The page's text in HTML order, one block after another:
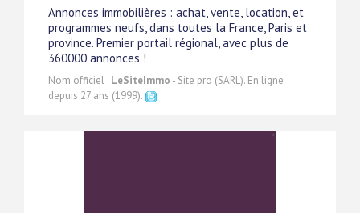
Annonces immobilières : achat, vente, location, et
programmes neufs, dans toutes la France, Paris et
province. Premier portail régional, avec plus de
360000 annonces !
Nom officiel : LeSiteImmo - Site pro (SARL). En ligne
depuis 27 ans (1999).